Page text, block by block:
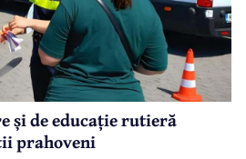
și de educație rutieră
prahoveni